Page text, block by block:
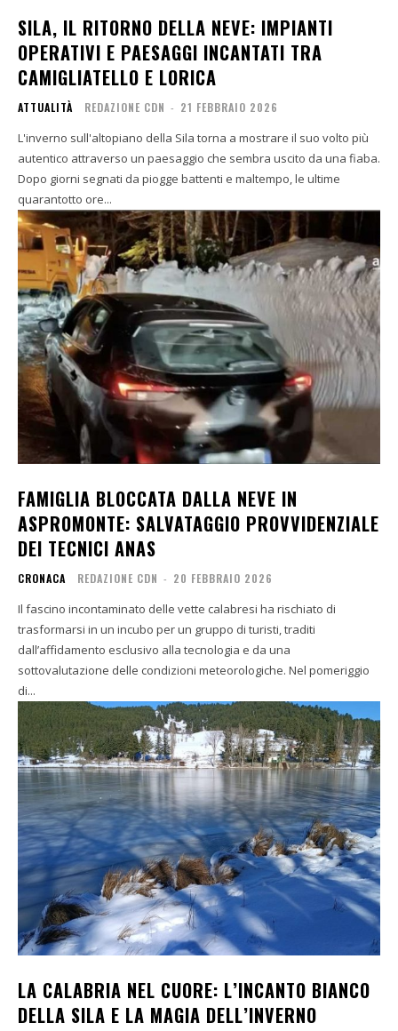
SILA, IL RITORNO DELLA NEVE: IMPIANTI
OPERATIVI E PAESAGGI INCANTATI TRA
CAMIGLIATELLO E LORICA
ATTUALITÀ REDAZIONE CDN - 21 FEBBRAIO 2026
L'inverno sull'altopiano della Sila torna a mostrare il suo volto più
autentico attraverso un paesaggio che sembra uscito da una fiaba.
Dopo giorni segnati da piogge battenti e maltempo, le ultime
quarantotto ore...
FAMIGLIA BLOCCATA DALLA NEVE IN
ASPROMONTE: SALVATAGGIO PROVVIDENZIALE
DEI TECNICI ANAS
CRONACA REDAZIONE CDN - 20 FEBBRAIO 2026
Il fascino incontaminato delle vette calabresi ha rischiato di
trasformarsi in un incubo per un gruppo di turisti, traditi
dall’affidamento esclusivo alla tecnologia e da una
sottovalutazione delle condizioni meteorologiche. Nel pomeriggio
di...
LA CALABRIA NEL CUORE: L’INCANTO BIANCO
DELLA SILA E LA MAGIA DELL’INVERNO